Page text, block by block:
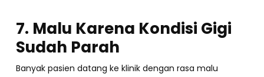
7. Malu Karena Kondisi Gigi
Sudah Parah
Banyak pasien datang ke klinik dengan rasa malu